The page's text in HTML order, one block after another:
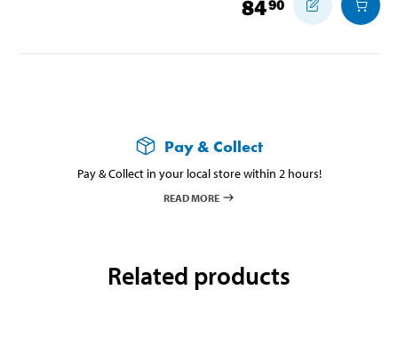
8490
Pay & Collect
Pay & Collect in your local store within 2 hours!
READ MORE
Related products